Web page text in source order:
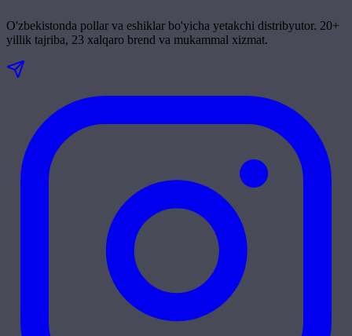
O'zbekistonda pollar va eshiklar bo'yicha yetakchi distribyutor. 20+
yillik tajriba, 23 xalqaro brend va mukammal xizmat.